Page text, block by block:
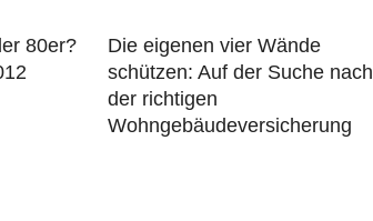
80er?
Die eigenen vier Wände
schützen: Auf der Suche nach
der richtigen
Wohngebäudeversicherung